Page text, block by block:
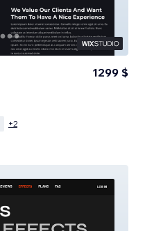
1299 $
+2